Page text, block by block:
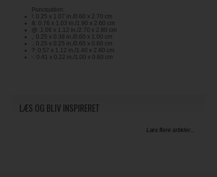
​​​​​​​Punctuation:
!: 0.25 x 1.07 in./0.60 x 2.70 cm
&: 0.76 x 1.03 in./1.90 x 2.60 cm
@: 1.06 x 1.12 in./2.70 x 2.80 cm
,: 0.25 x 0.38 in./0.60 x 1.00 cm
.: 0.25 x 0.25 in./0.60 x 0.60 cm
?: 0.57 x 1.12 in./1.40 x 2.80 cm
-: 0.41 x 0.22 in./1.00 x 0.60 cm
LÆS OG BLIV INSPIRERET
Læs flere artikler...